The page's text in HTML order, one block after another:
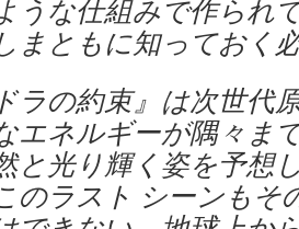
うな仕組みで作られ
まともに知っておく
ラの約束』は次世代
エネルギーが隅々ま
と光り輝く姿を予想
のラスト シーンもそ